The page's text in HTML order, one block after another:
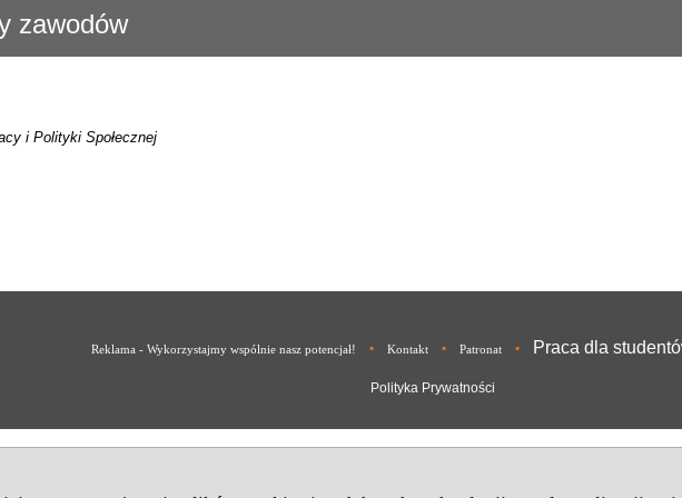
zawodów
i Polityki Społecznej
Reklama - Wykorzystajmy wspólnie nasz potencjał! • Kontakt • Patronat • Praca dla
Polityka Prywatności